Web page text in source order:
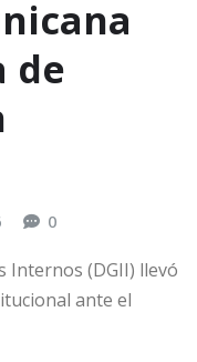
de
0
Internos (DGII) llevó
ante el